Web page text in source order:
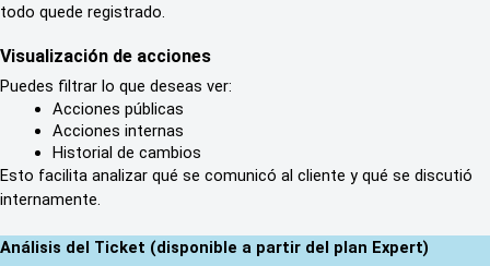
todo quede registrado.
Visualización de acciones
Puedes filtrar lo que deseas ver:
Acciones públicas
Acciones internas
Historial de cambios
Esto facilita analizar qué se comunicó al cliente y qué se discutió
internamente.
Análisis del Ticket (disponible a partir del plan Expert)